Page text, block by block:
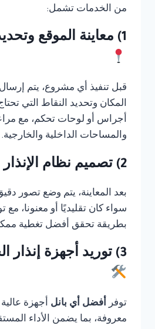
من الخدمات تشمل:
1) معاينة الموقع وتحديد الاحتياجات
قبل تنفيذ أي مشروع، يتم
المكان وتحديد النقاط التي
أجراس أو لوحات تحكم، مع
والمساحات الداخلية والخارجية.
2) تصميم نظام الإنذار المناسب
بعد المعاينة، يتم وضع تصور
سواء كان تقليديًا أو معنونا، مع
بطريقة تحقق أفضل تغطية
3) توريد أجهزة إنذار الحريق الأصلية
توفر أفضل أي بانل أجهزة
معروفة، بما يضمن الأداء